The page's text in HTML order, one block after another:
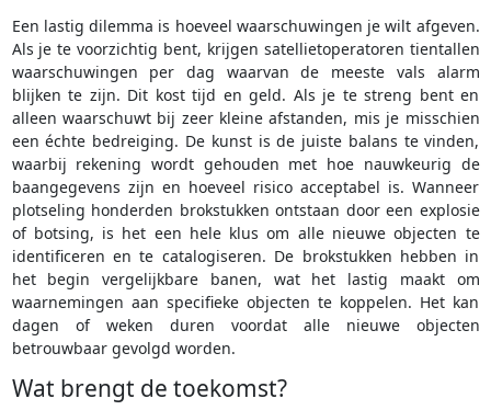
Een lastig dilemma is hoeveel waarschuwingen je wilt afgeven.
Als je te voorzichtig bent, krijgen satellietoperatoren tientallen
waarschuwingen per dag waarvan de meeste vals alarm
blijken te zijn. Dit kost tijd en geld. Als je te streng bent en
alleen waarschuwt bij zeer kleine afstanden, mis je misschien
een échte bedreiging. De kunst is de juiste balans te vinden,
waarbij rekening wordt gehouden met hoe nauwkeurig de
baangegevens zijn en hoeveel risico acceptabel is. Wanneer
plotseling honderden brokstukken ontstaan door een explosie
of botsing, is het een hele klus om alle nieuwe objecten te
identificeren en te catalogiseren. De brokstukken hebben in
het begin vergelijkbare banen, wat het lastig maakt om
waarnemingen aan specifieke objecten te koppelen. Het kan
dagen of weken duren voordat alle nieuwe objecten
betrouwbaar gevolgd worden.
Wat brengt de toekomst?